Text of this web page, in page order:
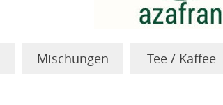
Mischungen Tee / Kaffee